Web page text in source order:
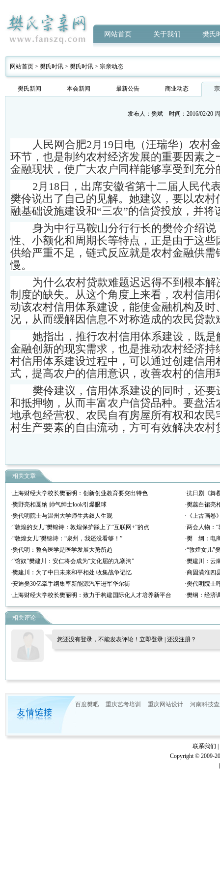
网站首页 关于我们 樊氏
网站首页 > 樊氏时讯 > 樊氏时讯 > 宗亲动态
樊氏新闻 本会新闻 最新公告 商业动态
发布人：樊斌 时间：2016/02/20
人民网合肥2月19日电（汪瑞华）农村
环节，也是制约农村经济发展的重要因素
金融现状，使广大农户同样能够享受到充分
2月18日，出席安徽省第十二届人民代
樊伶说出了自己的见解。她建议，要以农
融基础设施建设和“三农”的信贷投放，并
身为中行马鞍山分行行长的樊伶介绍
性、小额化和周期长等特点，正是由于这
供给严重不足，链式反应就是农村金融供
慢。
为什么农村贷款难题迟迟得不到根本
制度的缺失。从这个角度上来看，农村信
动该农村信用体系建设，能使金融机构及
况，从而缓解因信息不对称造成的农民贷款
她指出，推行农村信用体系建设，既
金融创新的现实需求，也是推动农村经济
村信用体系建设过程中，可以通过创建信
式，提高农户的信用意识，改善农村的信用
樊伶建议，信用体系建设的同时，还
和抵押物，从而丰富农户信贷品种。要盘
地承包经营权、农民自有房屋所有权和农
村生产要素的自由流动，方可有效解决农村
相关文章
·上海财经大学校长樊丽明：创新创业教育要突出特色
·抗日剧《舞
·樊野亮相戛纳 帅气绅士look引爆眼球
·樊蕊白裙亮
·樊代明院士与温州大学师生共叙人生观
·《上古画卷
·“敦煌的女儿”樊锦诗：敦煌保护踩上了“互联网+”的点
·两会人物：
·“敦煌女儿”樊锦诗：“泉州，我还没看够！”
·樊 纲：电
·樊代明：整合医学是医学发展大势所趋
·“敦煌女儿”
·“馆奴”樊建川：安仁将会成为“文化届的九寨沟”
·樊建川：云
·樊建川：为了中日未来和平相处 收集战争记忆
·商固潢淮四
·安迪樊30亿牵手纲集率新能源汽车进军华尔街
·樊代明院士
·上海财经大学校长樊丽明：致力于构建国际化人才培养新平台
·樊纲：经济
相关评论
您还没有登录，不能发表评论！ 立即登录 还没注册？
百度樊吧 重庆艺考培训 重庆网站设计 河南科技
联系我们
Copyright © 2009-